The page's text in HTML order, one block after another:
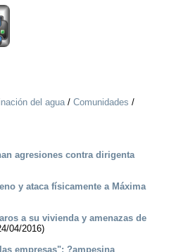
del agua/ Comunidades /
agresiones contra dirigenta
y ataca físicamente a Máxima
a su vivienda y amenazas de
04/2016)
empresas": ?ampesina